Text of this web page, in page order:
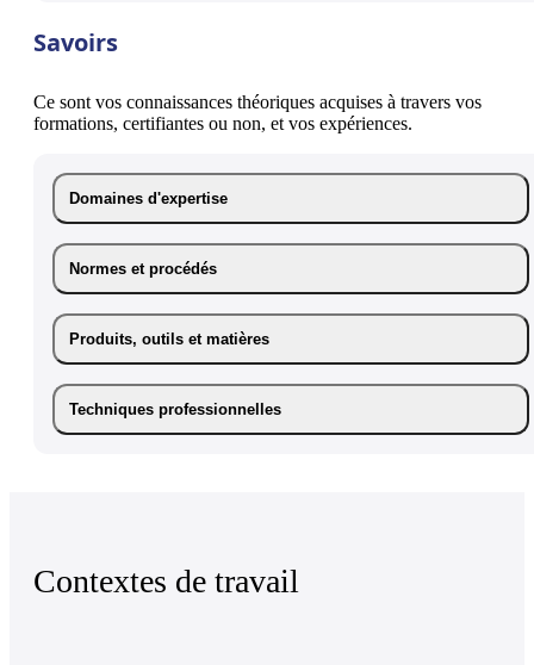
Savoirs
Ce sont vos connaissances théoriques acquises à travers vos
formations, certifiantes ou non, et vos expériences.
Domaines d'expertise
Normes et procédés
Produits, outils et matières
Techniques professionnelles
Contextes de travail